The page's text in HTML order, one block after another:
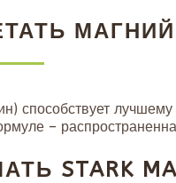
способствует
–
STARK